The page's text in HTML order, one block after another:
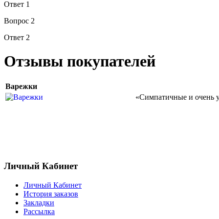
Ответ 1
Вопрос 2
Ответ 2
Отзывы покупателей
Варежки
«Симпатичные и очень
Личный Кабинет
Личный Кабинет
История заказов
Закладки
Рассылка